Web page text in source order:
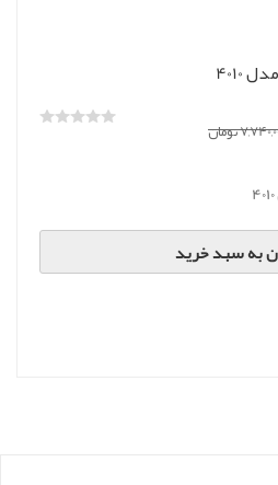
تومان
به سبد خرید